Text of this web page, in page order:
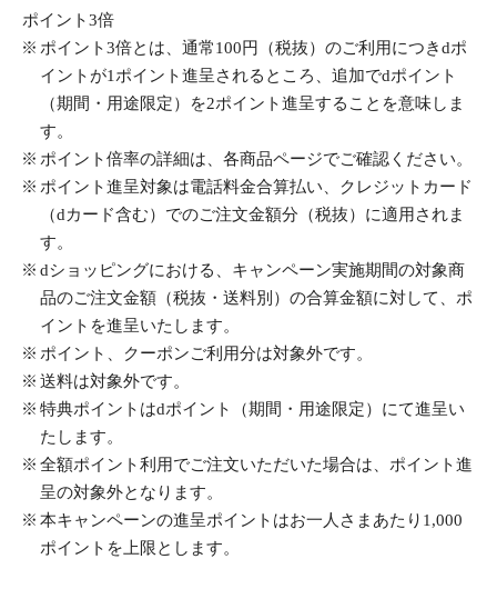
ポイント3倍
ポイント3倍とは、通常100円（税抜）のご利用につきdポ
イントが1ポイント進呈されるところ、追加でdポイント
（期間・用途限定）を2ポイント進呈することを意味しま
す。
ポイント倍率の詳細は、各商品ページでご確認ください。
ポイント進呈対象は電話料金合算払い、クレジットカード
（dカード含む）でのご注文金額分（税抜）に適用されま
す。
dショッピングにおける、キャンペーン実施期間の対象商
品のご注文金額（税抜・送料別）の合算金額に対して、ポ
イントを進呈いたします。
ポイント、クーポンご利用分は対象外です。
送料は対象外です。
特典ポイントはdポイント（期間・用途限定）にて進呈い
たします。
全額ポイント利用でご注文いただいた場合は、ポイント進
呈の対象外となります。
本キャンペーンの進呈ポイントはお一人さまあたり1,000
ポイントを上限とします。